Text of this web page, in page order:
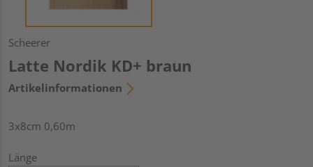
Scheerer
Latte Nordik KD+ braun
Artikelinformationen
3x8cm 0,60m
Länge